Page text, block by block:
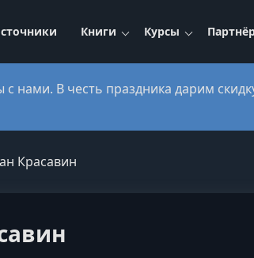
Книги Курсы
с нами. В честь праздника дарим
Красавин